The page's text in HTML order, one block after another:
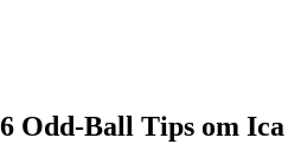
6 Odd-Ball Tips om